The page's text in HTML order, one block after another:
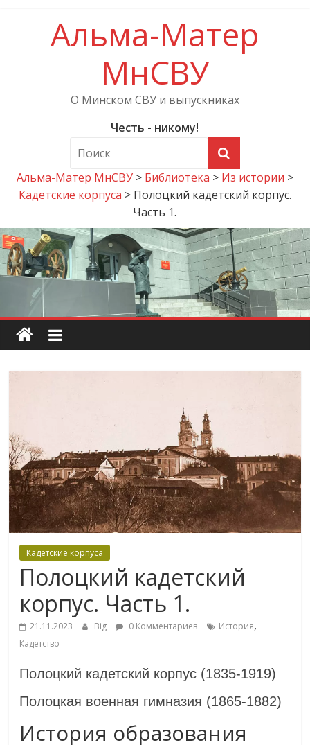
Альма-Матер
МнСВУ
О Минском СВУ и выпускниках
Честь - никому!
Альма-Матер МнСВУ> Библиотека > Из истории >
Кадетские корпуса > Полоцкий кадетский корпус.
Часть 1.
Кадетские корпуса
Полоцкий кадетский
корпус. Часть 1.
21.11.2023 Big 0 Комментариев История,
Кадетство
Полоцкий кадетский корпус (1835-1919)
Полоцкая военная гимназия (1865-1882)
История образования